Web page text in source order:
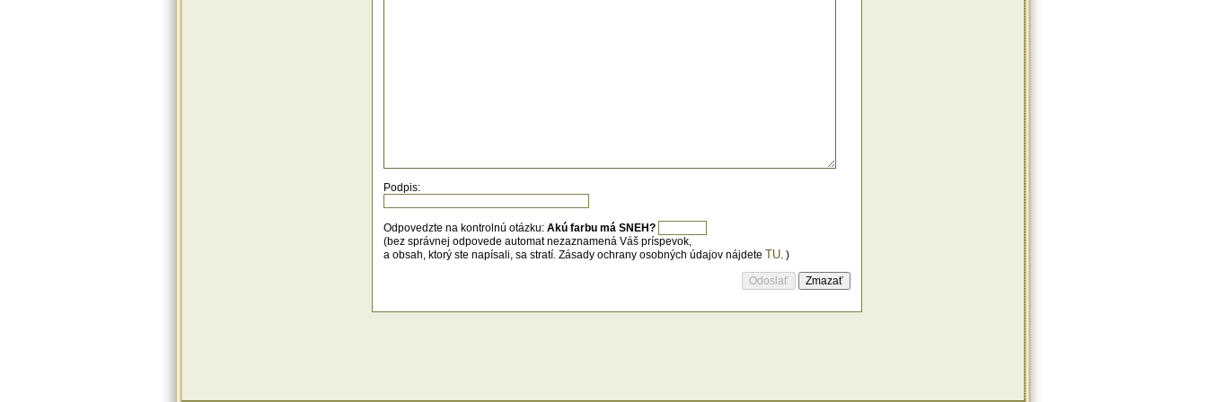
Podpis:
Odpovedzte na kontrolnú otázku: Akú farbu má SNEH?
(bez správnej odpovede automat nezaznamená Váš príspevok,
a obsah, ktorý ste napísali, sa stratí. Zásady ochrany osobných údajov nájdete TU. )